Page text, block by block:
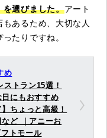
を選びました。アート
あるため、大切な人
たりですね。
め
ストラン15選！
にもおすすめ
ちょっと高級！
ど ｜アニーお
トモール